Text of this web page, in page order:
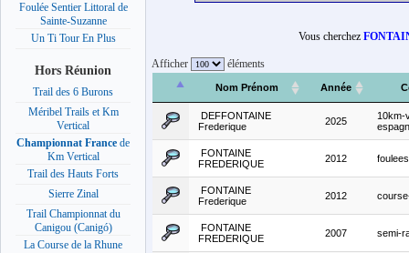
Foulée Sentier Littoral de
Sainte-Suzanne
Un Ti Tour En Plus
Hors Réunion
Trail des 6 Burons
Méribel Trails et Km
Vertical
Championnat France de
Km Vertical
Trail des Hauts Forts
Sierre Zinal
Trail Championnat du
Canigou (Canigó)
La Course de la Rhune
Vous cherchez
Afficher éléments
Nom Prénom Année
DEFFONTAINE
Frederique
2025
10km-
FONTAINE
FREDERIQUE
2012
FONTAINE
Frederique
2012
FONTAINE
FREDERIQUE
2007 semi-